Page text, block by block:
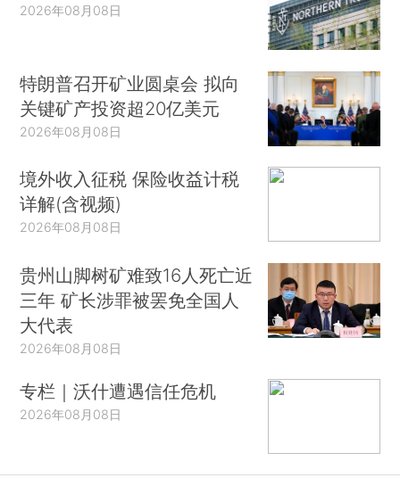
2026年08月08日
特朗普召开矿业圆桌会 拟向
关键矿产投资超20亿美元
2026年08月08日
境外收入征税 保险收益计税
详解(含视频)
2026年08月08日
贵州山脚树矿难致16人死亡近
三年 矿长涉罪被罢免全国人
大代表
2026年08月08日
专栏｜沃什遭遇信任危机
2026年08月08日